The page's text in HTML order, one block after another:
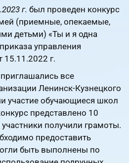
г. был проведен конкурс
(приемные, опекаемые,
детьми) «Ты и я одна
управления
г.
все
Ленинск-Кузнецкого
участие обучающиеся школ
представлено 10
участники получили грамоты.
предоставить
быть выполнены по